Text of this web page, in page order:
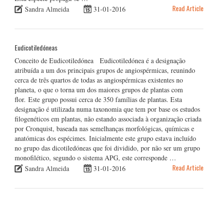
Sandra Almeida
31-01-2016 Read Article
Eudicotiledóneas
Conceito de Eudicotiledónea Eudicotiledónea é a designação
atribuída a um dos principais grupos de angiospérmicas, reunindo
cerca de três quartos de todas as angiospérmicas existentes no
planeta, o que o torna um dos maiores grupos de plantas com
flor. Este grupo possui cerca de 350 famílias de plantas. Esta
designação é utilizada numa taxonomia que tem por base os estudos
filogenéticos em plantas, não estando associada à organização criada
por Cronquist, baseada nas semelhanças morfológicas, químicas e
anatómicas dos espécimes. Inicialmente este grupo estava incluído
no grupo das dicotiledóneas que foi dividido, por não ser um grupo
monofilético, segundo o sistema APG, este corresponde …
Sandra Almeida
31-01-2016 Read Article